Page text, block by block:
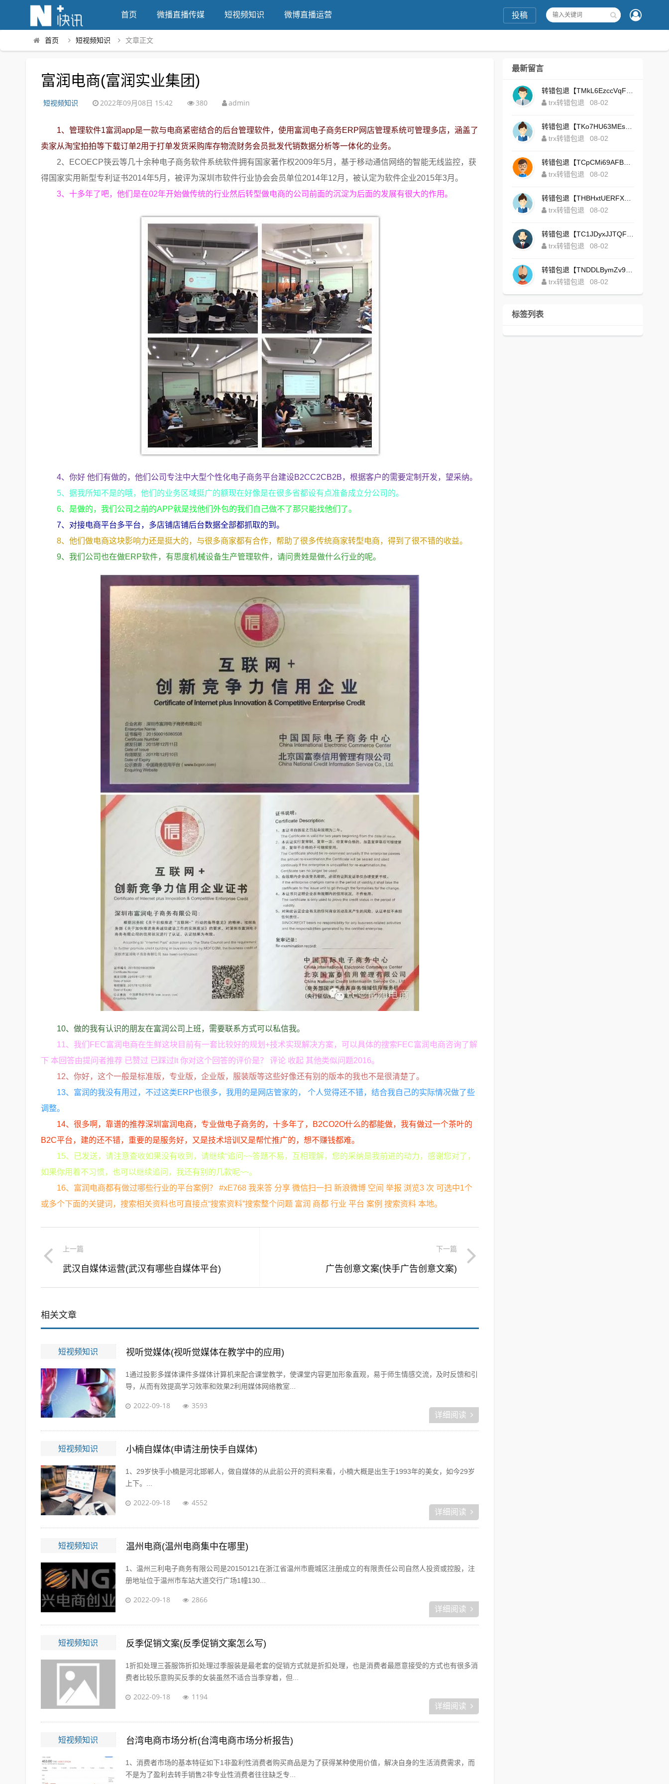
首页 微播直播传媒 短视频知识 微博直播运营 投稿
首页 短视频知识 文章正文
富润电商(富润实业集团)
短视频知识 2022年09月08日 15:42 380 admin
1、管理软件1富润app是一款与电商紧密结合的后台管理软件，使用富润电子商务ERP网店管理系统可管理多店，涵盖了
卖家从淘宝拍拍等下载订单2用于打单发货采购库存物流财务会员批发代销数据分析等一体化的业务。
2、ECOECP筷云等几十余种电子商务软件系统软件拥有国家著作权2009年5月，基于移动通信网络的智能无线监控，获
得国家实用新型专利证书2014年5月，被评为深圳市软件行业协会会员单位2014年12月，被认定为软件企业2015年3月。
3、十多年了吧，他们是在02年开始做传统的行业然后转型做电商的公司前面的沉淀为后面的发展有很大的作用。
4、你好 他们有做的，他们公司专注中大型个性化电子商务平台建设B2CC2CB2B，根据客户的需要定制开发，望采纳。
5、据我所知不是的哦，他们的业务区域挺广的额现在好像是在很多省都设有点准备成立分公司的。
6、是做的，我们公司之前的APP就是找他们外包的我们自己做不了那只能找他们了。
7、对接电商平台多平台，多店铺店铺后台数据全部都抓取的到。
8、他们做电商这块影响力还是挺大的，与很多商家都有合作，帮助了很多传统商家转型电商，得到了很不错的收益。
9、我们公司也在做ERP软件，有思度机械设备生产管理软件，请问贵姓是做什么行业的呢。
10、做的我有认识的朋友在富润公司上班，需要联系方式可以私信我。
11、我们FEC富润电商在生鲜这块目前有一套比较好的规划+技术实现解决方案，可以具体的搜索FEC富润电商咨询了解
下 本回答由提问者推荐 已赞过 已踩过lt 你对这个回答的评价是？ 评论 收起 其他类似问题2016。
12、你好，这个一般是标准版，专业版，企业版，服装版等这些好像还有别的版本的我也不是很清楚了。
13、富润的我没有用过，不过这类ERP也很多，我用的是网店管家的， 个人觉得还不错，结合我自己的实际情况做了些
调整。
14、很多啊，靠谱的推荐深圳富润电商，专业做电子商务的，十多年了，B2CO2O什么的都能做，我有做过一个茶叶的
B2C平台，建的还不错，重要的是服务好，又是技术培训又是帮忙推广的，想不赚钱都难。
15、已发送，请注意查收如果没有收到，请继续“追问~~答题不易，互相理解，您的采纳是我前进的动力，感谢您对了，
如果你用着不习惯，也可以继续追问，我还有别的几款呢~~。
16、富润电商都有做过哪些行业的平台案例？ #xE768 我来答 分享 微信扫一扫 新浪微博 空间 举报 浏览3 次 可选中1个
或多个下面的关键词，搜索相关资料也可直接点“搜索资料”搜索整个问题 富润 商都 行业 平台 案例 搜索资料 本地。
上一篇
武汉自媒体运营(武汉有哪些自媒体平台)
下一篇
广告创意文案(快手广告创意文案)
相关文章
短视频知识 视听觉媒体(视听觉媒体在教学中的应用)
1通过投影多媒体课件多媒体计算机来配合课堂教学，使课堂内容更加形象直观，易于师生情感交流，及时反馈和引
导，从而有效提高学习效率和效果2利用媒体网络教室...
2022-09-18 3593
详细阅读
短视频知识 小楠自媒体(申请注册快手自媒体)
1、29岁快手小楠是河北邯郸人，做自媒体的从此前公开的资料来看，小楠大概是出生于1993年的美女，如今29岁
上下。...
2022-09-18 4552
详细阅读
短视频知识 温州电商(温州电商集中在哪里)
1、温州三利电子商务有限公司是20150121在浙江省温州市鹿城区注册成立的有限责任公司自然人投资或控股，注
册地址位于温州市车站大道交行广场1幢130...
2022-09-18 2866
详细阅读
短视频知识 反季促销文案(反季促销文案怎么写)
1折扣处理三荟服饰折扣处理过季服装是最老套的促销方式就是折扣处理，也是消费者最愿意接受的方式也有很多消
费者比较乐意购买反季的女装虽然不适合当季穿着，但...
2022-09-18 1194
详细阅读
短视频知识 台湾电商市场分析(台湾电商市场分析报告)
1、消费者市场的基本特征如下1非盈利性消费者购买商品是为了获得某种使用价值，解决自身的生活消费需求，而
不是为了盈利去转手销售2非专业性消费者往往缺乏专...
最新留言
trx转错包退
08-02
trx转错包退
08-02
trx转错包退
08-02
trx转错包退
08-02
trx转错包退
08-02
trx转错包退
08-02
标签列表